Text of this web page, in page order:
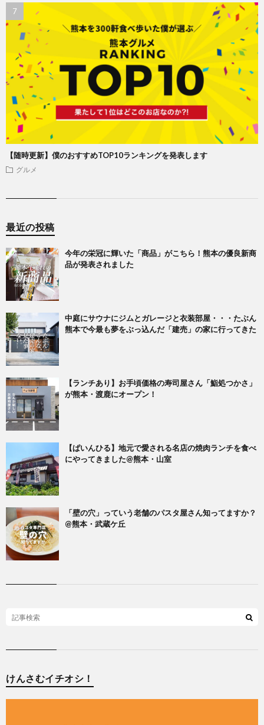
【随時更新】僕のおすすめTOP10ランキングを発表します
グルメ
最近の投稿
今年の栄冠に輝いた「商品」がこちら！熊本の優良新商
品が発表されました
中庭にサウナにジムとガレージと衣装部屋・・・たぶん
熊本で今最も夢をぶっ込んだ「建売」の家に行ってきた
【ランチあり】お手頃価格の寿司屋さん「鮨処つかさ」
が熊本・渡鹿にオープン！
【ぱいんひる】地元で愛される名店の焼肉ランチを食べ
にやってきました@熊本・山室
「壁の穴」っていう老舗のパスタ屋さん知ってますか？
@熊本・武蔵ケ丘
けんさむイチオシ！